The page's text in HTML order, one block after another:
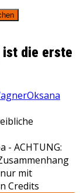
ist die erste
Oksana
- ACHTUNG:
mit
Credits